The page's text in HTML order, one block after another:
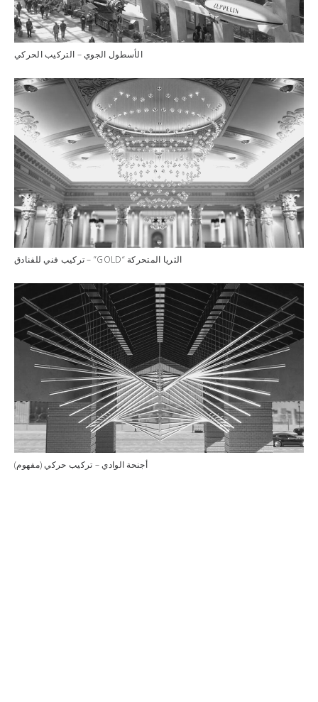
الأسطول الجوي – التركيب الحركي
الثريا المتحركة “GOLD” – تركيب فني للفنادق
أجنحة الوادي – تركيب حركي (مفهوم)